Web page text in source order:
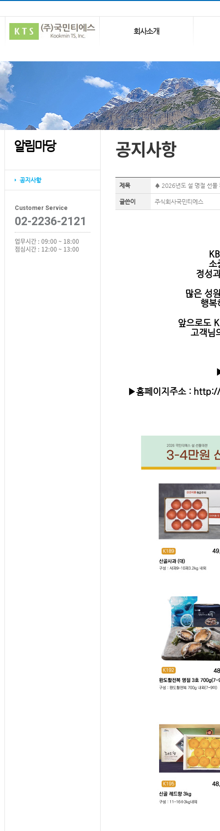
회사소개
알림마당
공지사항
Customer Service
02-2236-2121
업무시간 : 09:00 ~ 18:00
점심시간 : 12:00 ~ 13:00
공지사항
제목 ♠ 2026년도 설 명절 선
글쓴이 주식회사국민티에스
소
정성
많은 성
행복
앞으로도
고객님
▶홈페이지주소 :